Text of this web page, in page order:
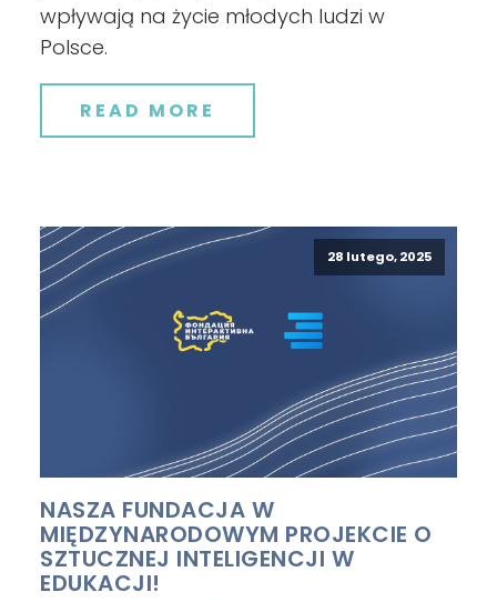
wpływają na życie młodych ludzi w
Polsce.
READ MORE
28 lutego, 2025
NASZA FUNDACJA W
MIĘDZYNARODOWYM PROJEKCIE O
SZTUCZNEJ INTELIGENCJI W
EDUKACJI!